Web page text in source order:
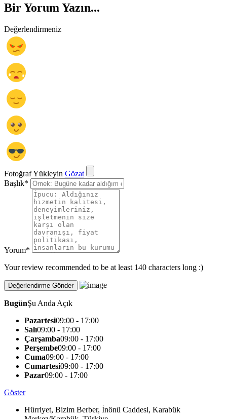
Bir Yorum Yazın...
Değerlendirmeniz
Fotoğraf Yükleyin Gözat
Başlık*
Yorum*
Your review recommended to be at least 140 characters long :)
BugünŞu Anda Açık
Pazartesi09:00 - 17:00
Salı09:00 - 17:00
Çarşamba09:00 - 17:00
Perşembe09:00 - 17:00
Cuma09:00 - 17:00
Cumartesi09:00 - 17:00
Pazar09:00 - 17:00
Göster
Hürriyet, Bizim Berber, İnönü Caddesi, Karabük